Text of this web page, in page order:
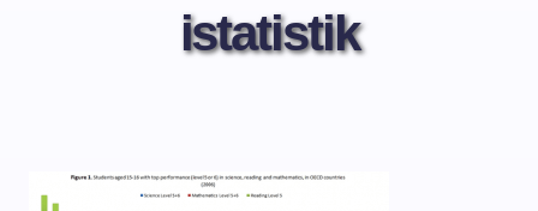
istatistik